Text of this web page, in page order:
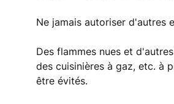
Ne jamais autoriser d'autres
Des flammes nues et
des cuisinières à gaz, etc. à
être évités.